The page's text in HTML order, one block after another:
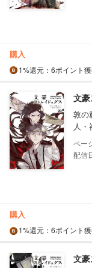
購入
1%還元 ：6ポイント
文豪
敦の
人・
配信
購入
1%還元 ：6ポイント
文豪